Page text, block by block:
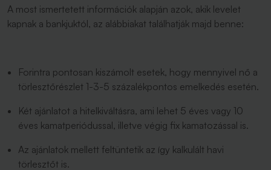
A most ismertetett információk alapján azok, akik levelet
kapnak a bankjuktól, az alábbiakat találhatják majd benne:
Forintra pontosan kiszámolt esetek, hogy mennyivel nő a
törlesztőrészlet 1-3-5 százalékpontos emelkedés esetén.
Két ajánlatot a hitelkiváltásra, ami lehet 5 éves vagy 10
éves kamatperiódussal, illetve végig fix kamatozással is.
Az ajánlatok mellett feltüntetik az így kalkulált havi
törlesztőt is.